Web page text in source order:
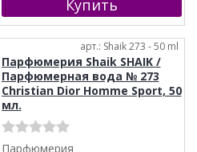
арт.: Shaik 273 - 50 ml
Парфюмерия Shaik SHAIK /
Парфюмерная вода № 273
Christian Dior Homme Sport, 50
мл.
Парфюмерия